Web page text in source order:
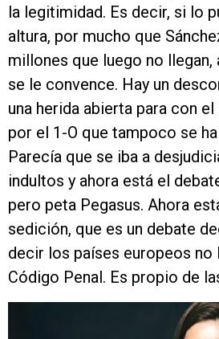
la legitimidad. Es decir, si lo
altura, por mucho que
millones que luego no llegan,
se le convence. Hay un
una herida abierta para con
por el 1-O que tampoco se
Parecía que se iba a
indultos y ahora está el
pero peta Pegasus. Ahora
sedición, que es un debate
decir los países europeos no
Código Penal. Es propio de